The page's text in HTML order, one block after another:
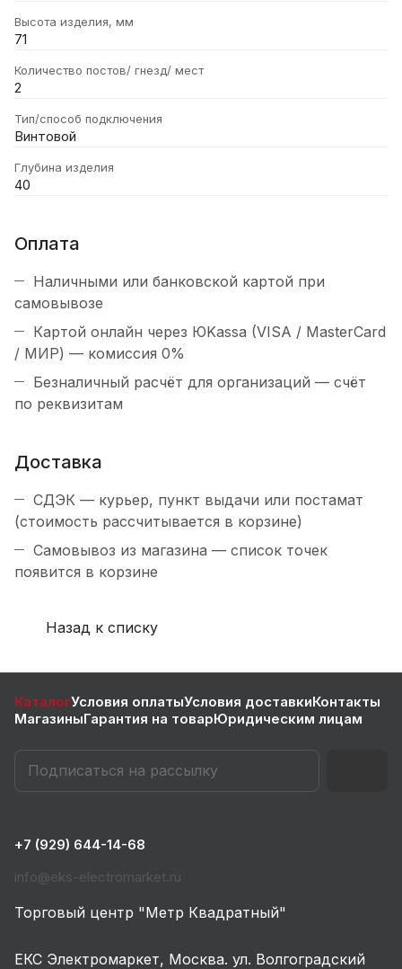
Высота изделия, мм
71
Количество постов/ гнезд/ мест
2
Тип/способ подключения
Винтовой
Глубина изделия
40
Оплата
Наличными или банковской картой при
самовывозе
Картой онлайн через ЮKassa (VISA / MasterCard
/ МИР) — комиссия 0%
Безналичный расчёт для организаций — счёт
по реквизитам
Доставка
СДЭК — курьер, пункт выдачи или постамат
(стоимость рассчитывается в корзине)
Самовывоз из магазина — список точек
появится в корзине
Назад к списку
КаталогУсловия оплатыУсловия доставкиКонтакты
МагазиныГарантия на товарЮридическим лицам
+7 (929) 644-14-68
info@eks-electromarket.ru
Торговый центр "Метр Квадратный"
ЕКС Электромаркет, Москва. ул. Волгоградский